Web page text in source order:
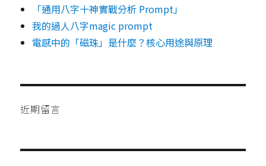
「通用八字十神實戰分析 Prompt」
我的過人八字magic prompt
電感中的「磁珠」是什麼？核心用途與原理
近期留言